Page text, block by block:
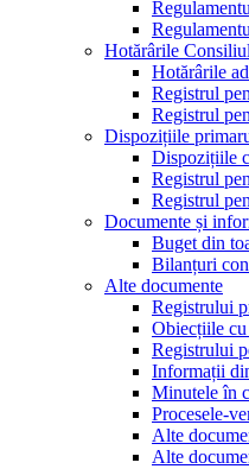
Hotărârile
Hotărârile
Registrul
Registrul
Dispozițiile
Dispozițiile
Registrul
Registrul
Documente și
Buget din
Bilanțuri
Alte documente
Registrului
Obiecțiile cu
Registrului
Informații
Minutele în
Procesele-
Alte
Alte